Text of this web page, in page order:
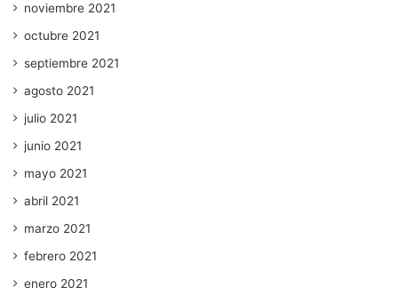
noviembre 2021
octubre 2021
septiembre 2021
agosto 2021
julio 2021
junio 2021
mayo 2021
abril 2021
marzo 2021
febrero 2021
enero 2021